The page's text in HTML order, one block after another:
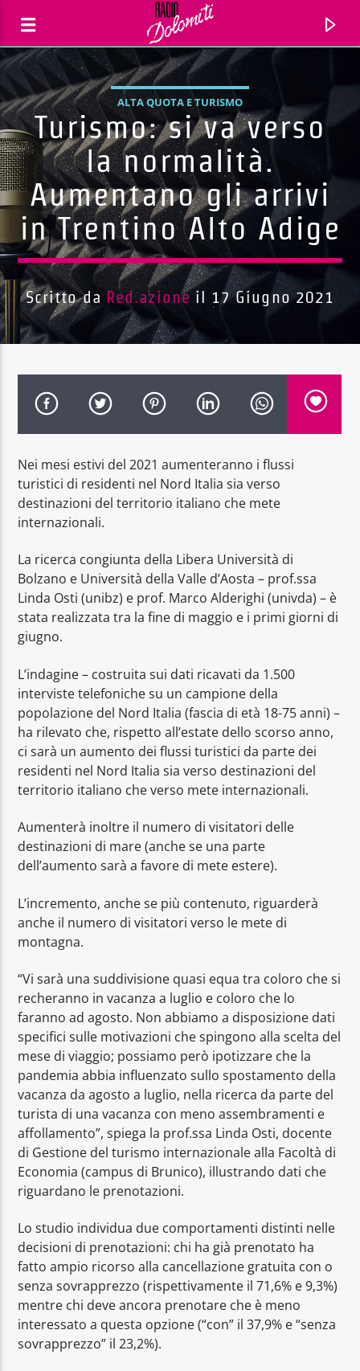
Traccia corrente
Titolo
Artista
Radio Dolomiti
ALTA QUOTA E TURISMO
Turismo: si va verso
la normalità.
Aumentano gli arrivi
in Trentino Alto Adige
Scritto da Red.azione il 17 Giugno 2021
Nei mesi estivi del 2021 aumenteranno i flussi
turistici di residenti nel Nord Italia sia verso
destinazioni del territorio italiano che mete
internazionali.
La ricerca congiunta della Libera Università di
Bolzano e Università della Valle d’Aosta – prof.ssa
Linda Osti (unibz) e prof. Marco Alderighi (univda) – è
stata realizzata tra la fine di maggio e i primi giorni di
giugno.
L’indagine – costruita sui dati ricavati da 1.500
interviste telefoniche su un campione della
popolazione del Nord Italia (fascia di età 18-75 anni) –
ha rilevato che, rispetto all’estate dello scorso anno,
ci sarà un aumento dei flussi turistici da parte dei
residenti nel Nord Italia sia verso destinazioni del
territorio italiano che verso mete internazionali.
Aumenterà inoltre il numero di visitatori delle
destinazioni di mare (anche se una parte
dell’aumento sarà a favore di mete estere).
L’incremento, anche se più contenuto, riguarderà
anche il numero di visitatori verso le mete di
montagna.
“Vi sarà una suddivisione quasi equa tra coloro che si
recheranno in vacanza a luglio e coloro che lo
faranno ad agosto. Non abbiamo a disposizione dati
specifici sulle motivazioni che spingono alla scelta del
mese di viaggio; possiamo però ipotizzare che la
pandemia abbia influenzato sullo spostamento della
vacanza da agosto a luglio, nella ricerca da parte del
turista di una vacanza con meno assembramenti e
affollamento”, spiega la prof.ssa Linda Osti, docente
di Gestione del turismo internazionale alla Facoltà di
Economia (campus di Brunico), illustrando dati che
riguardano le prenotazioni.
Lo studio individua due comportamenti distinti nelle
decisioni di prenotazioni: chi ha già prenotato ha
fatto ampio ricorso alla cancellazione gratuita con o
senza sovrapprezzo (rispettivamente il 71,6% e 9,3%)
mentre chi deve ancora prenotare che è meno
interessato a questa opzione (“con” il 37,9% e “senza
sovrapprezzo” il 23,2%).